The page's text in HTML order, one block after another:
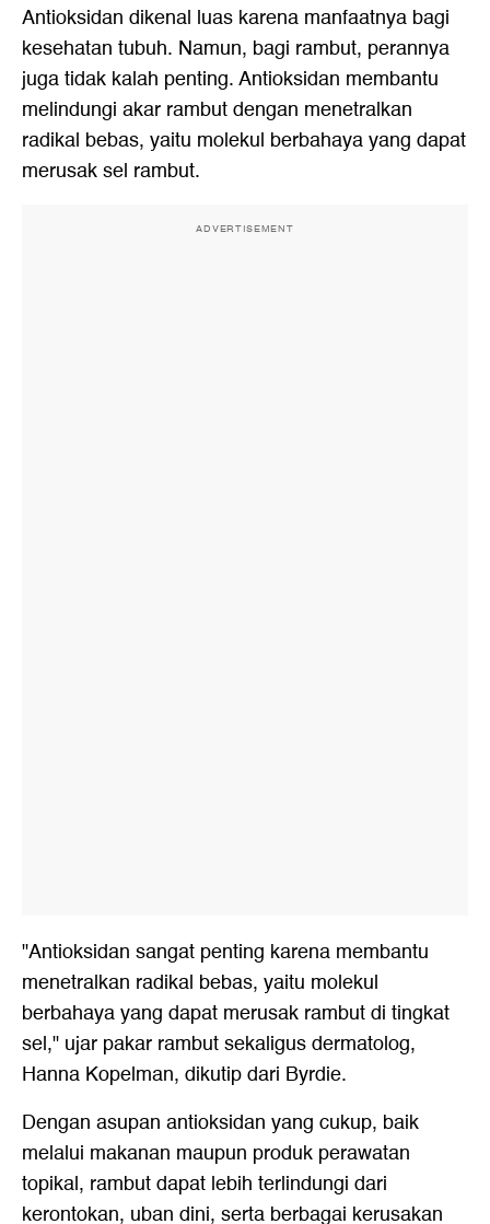
Antioksidan dikenal luas karena manfaatnya bagi
kesehatan tubuh. Namun, bagi rambut, perannya
juga tidak kalah penting. Antioksidan membantu
melindungi akar rambut dengan menetralkan
radikal bebas, yaitu molekul berbahaya yang dapat
merusak sel rambut.
ADVERTISEMENT
"Antioksidan sangat penting karena membantu
menetralkan radikal bebas, yaitu molekul
berbahaya yang dapat merusak rambut di tingkat
sel," ujar pakar rambut sekaligus dermatolog,
Hanna Kopelman, dikutip dari Byrdie.
Dengan asupan antioksidan yang cukup, baik
melalui makanan maupun produk perawatan
topikal, rambut dapat lebih terlindungi dari
kerontokan, uban dini, serta berbagai kerusakan